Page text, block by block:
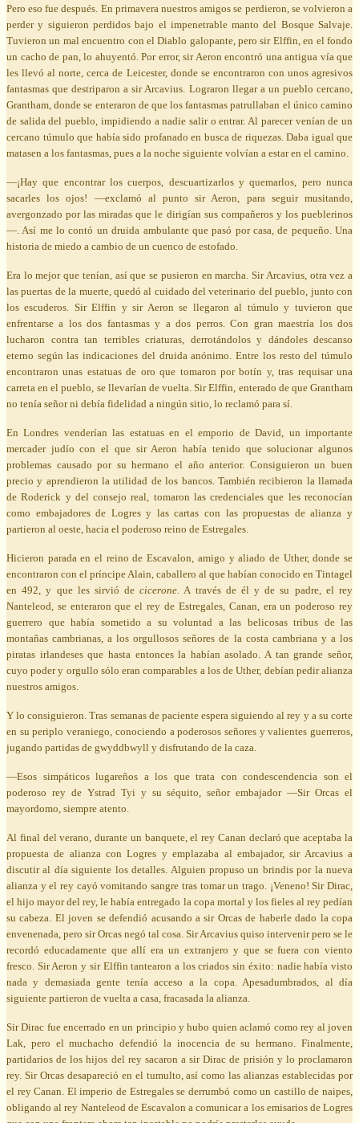
Pero eso fue después. En primavera nuestros amigos se perdieron, se volvieron a
perder y siguieron perdidos bajo el impenetrable manto del Bosque Salvaje.
Tuvieron un mal encuentro con el Diablo galopante, pero sir Elffin, en el fondo
un cacho de pan, lo ahuyentó. Por error, sir Aeron encontró una antigua vía que
les llevó al norte, cerca de Leicester, donde se encontraron con unos agresivos
fantasmas que destriparon a sir Arcavius. Lograron llegar a un pueblo cercano,
Grantham, donde se enteraron de que los fantasmas patrullaban el único camino
de salida del pueblo, impidiendo a nadie salir o entrar. Al parecer venían de un
cercano túmulo que había sido profanado en busca de riquezas. Daba igual que
matasen a los fantasmas, pues a la noche siguiente volvían a estar en el camino.
—¡Hay que encontrar los cuerpos, descuartizarlos y quemarlos, pero nunca
sacarles los ojos! —exclamó al punto sir Aeron, para seguir musitando,
avergonzado por las miradas que le dirigían sus compañeros y los pueblerinos
—. Así me lo contó un druida ambulante que pasó por casa, de pequeño. Una
historia de miedo a cambio de un cuenco de estofado.
Era lo mejor que tenían, así que se pusieron en marcha. Sir Arcavius, otra vez a
las puertas de la muerte, quedó al cuidado del veterinario del pueblo, junto con
los escuderos. Sir Elffin y sir Aeron se llegaron al túmulo y tuvieron que
enfrentarse a los dos fantasmas y a dos perros. Con gran maestría los dos
lucharon contra tan terribles criaturas, derrotándolos y dándoles descanso
eterno según las indicaciones del druida anónimo. Entre los resto del túmulo
encontraron unas estatuas de oro que tomaron por botín y, tras requisar una
carreta en el pueblo, se llevarían de vuelta. Sir Elffin, enterado de que Grantham
no tenía señor ni debía fidelidad a ningún sitio, lo reclamó para sí.
En Londres venderían las estatuas en el emporio de David, un importante
mercader judío con el que sir Aeron había tenido que solucionar algunos
problemas causado por su hermano el año anterior. Consiguieron un buen
precio y aprendieron la utilidad de los bancos. También recibieron la llamada
de Roderick y del consejo real, tomaron las credenciales que les reconocían
como embajadores de Logres y las cartas con las propuestas de alianza y
partieron al oeste, hacia el poderoso reino de Estregales.
Hicieron parada en el reino de Escavalon, amigo y aliado de Uther, donde se
encontraron con el príncipe Alain, caballero al que habían conocido en Tintagel
en 492, y que les sirvió decicerone. A través de él y de su padre, el rey
Nanteleod, se enteraron que el rey de Estregales, Canan, era un poderoso rey
guerrero que había sometido a su voluntad a las belicosas tribus de las
montañas cambrianas, a los orgullosos señores de la costa cambriana y a los
piratas irlandeses que hasta entonces la habían asolado. A tan grande señor,
cuyo poder y orgullo sólo eran comparables a los de Uther, debían pedir alianza
nuestros amigos.
Y lo consiguieron. Tras semanas de paciente espera siguiendo al rey y a su corte
en su periplo veraniego, conociendo a poderosos señores y valientes guerreros,
jugando partidas de gwyddbwyll y disfrutando de la caza.
—Esos simpáticos lugareños a los que trata con condescendencia son el
poderoso rey de Ystrad Tyi y su séquito, señor embajador —Sir Orcas el
mayordomo, siempre atento.
Al final del verano, durante un banquete, el rey Canan declaró que aceptaba la
propuesta de alianza con Logres y emplazaba al embajador, sir Arcavius a
discutir al día siguiente los detalles. Alguien propuso un brindis por la nueva
alianza y el rey cayó vomitando sangre tras tomar un trago. ¡Veneno! Sir Dirac,
el hijo mayor del rey, le había entregado la copa mortal y los fieles al rey pedían
su cabeza. El joven se defendió acusando a sir Orcas de haberle dado la copa
envenenada, pero sir Orcas negó tal cosa. Sir Arcavius quiso intervenir pero se le
recordó educadamente que allí era un extranjero y que se fuera con viento
fresco. Sir Aeron y sir Elffin tantearon a los criados sin éxito: nadie había visto
nada y demasiada gente tenía acceso a la copa. Apesadumbrados, al día
siguiente partieron de vuelta a casa, fracasada la alianza.
Sir Dirac fue encerrado en un principio y hubo quien aclamó como rey al joven
Lak, pero el muchacho defendió la inocencia de su hermano. Finalmente,
partidarios de los hijos del rey sacaron a sir Dirac de prisión y lo proclamaron
rey. Sir Orcas desapareció en el tumulto, así como las alianzas establecidas por
el rey Canan. El imperio de Estregales se derrumbó como un castillo de naipes,
obligando al rey Nanteleod de Escavalon a comunicar a los emisarios de Logres